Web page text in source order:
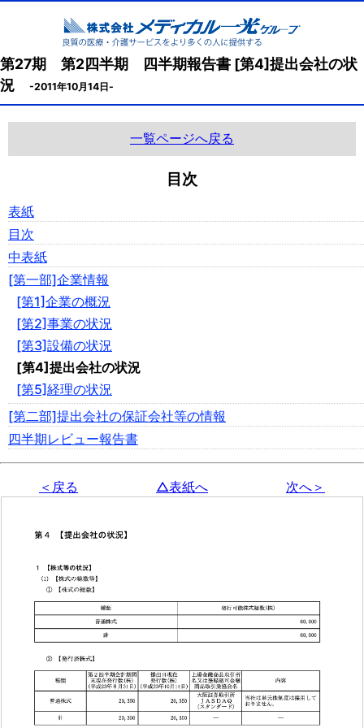
第27期 第2四半期 四半期報告書 [第4]提出会社の状
況
-2011年10月14日-
一覧ページへ戻る
目次
表紙
目次
中表紙
[第一部]企業情報
[第1]企業の概況
[第2]事業の状況
[第3]設備の状況
[第4]提出会社の状況
[第5]経理の状況
[第二部]提出会社の保証会社等の情報
四半期レビュー報告書
＜戻る △表紙へ 次へ＞